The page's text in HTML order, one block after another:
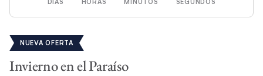
DÍAS HORAS MINUTOS SEGUNDOS
NUEVA OFERTA
Invierno en el Paraíso